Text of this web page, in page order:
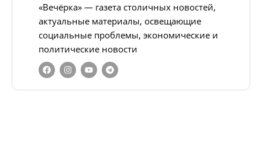
«Вечёрка» — газета столичных новостей,
актуальные материалы, освещающие
социальные проблемы, экономические и
политические новости